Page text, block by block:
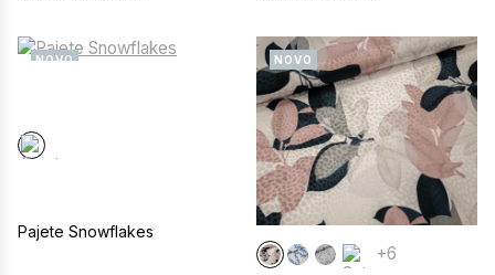
NOVO
Pajete Snowflakes
NOVO
+6